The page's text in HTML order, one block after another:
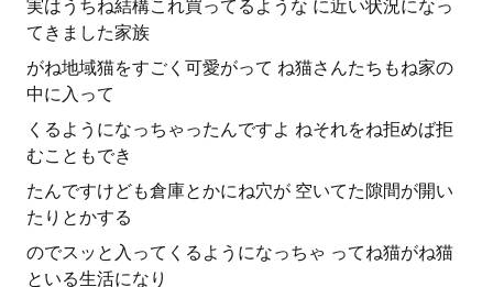
実はうちね結構これ買ってるような に近い状況になっ
てきました家族
がね地域猫をすごく可愛がって ね猫さんたちもね家の
中に入って
くるようになっちゃったんですよ ねそれをね拒めば拒
むこともでき
たんですけども倉庫とかにね穴が 空いてた隙間が開い
たりとかする
のでスッと入ってくるようになっちゃ ってね猫がね猫
といる生活になり